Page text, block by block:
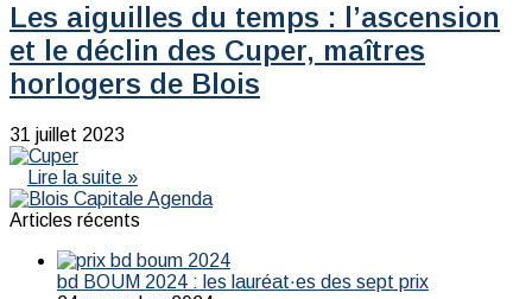
Les aiguilles du temps : l’ascension
et le déclin des Cuper, maîtres
horlogers de Blois
31 juillet 2023
Lire la suite »
Articles récents
bd BOUM 2024 : les lauréat·es des sept prix